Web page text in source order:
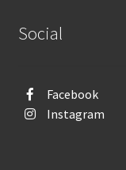
Social
Facebook
Instagram